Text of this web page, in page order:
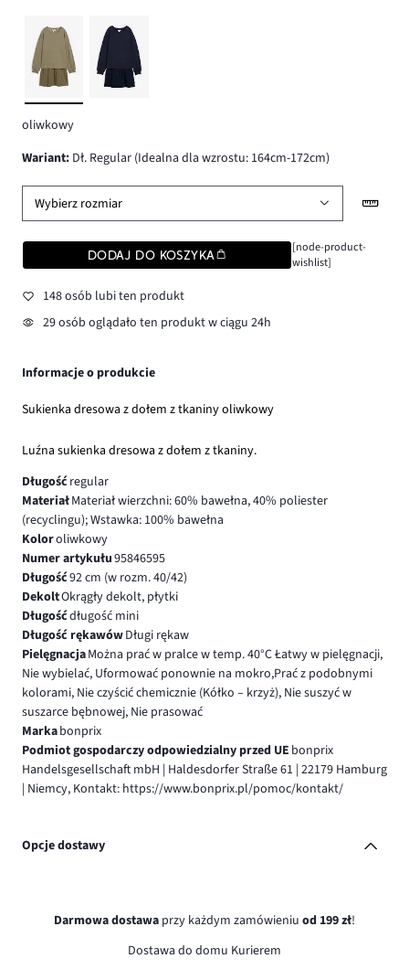
oliwkowy
wariant: Dł. Regular (Idealna dla wzrostu: 164cm-172cm)
Wybierz rozmiar
DODAJ DO KOSZYKA
[node-product-
wishlist]
148 osób lubi ten produkt
29 osób oglądało ten produkt w ciągu 24h
Informacje o produkcie
Sukienka dresowa z dołem z tkaniny oliwkowy
Luźna sukienka dresowa z dołem z tkaniny.
Długośćregular
MateriałMateriał wierzchni: 60% bawełna, 40% poliester
(recyclingu); Wstawka: 100% bawełna
Koloroliwkowy
Numer artykułu95846595
Długość92 cm (w rozm. 40/42)
DekoltOkrągły dekolt, płytki
Długośćdługość mini
Długość rękawówDługi rękaw
PielęgnacjaMożna prać w pralce w temp. 40°C Łatwy w pielęgnacji,
Nie wybielać, Uformować ponownie na mokro,Prać z podobnymi
kolorami, Nie czyścić chemicznie (Kółko – krzyż), Nie suszyć w
suszarce bębnowej, Nie prasować
Markabonprix
Podmiot gospodarczy odpowiedzialny przed UE bonprix
Handelsgesellschaft mbH | Haldesdorfer Straße 61 | 22179 Hamburg
| Niemcy, Kontakt: https://www.bonprix.pl/pomoc/kontakt/
Opcje dostawy
Darmowa dostawa przy każdym zamówieniu od 199 zł!
Dostawa do domu Kurierem